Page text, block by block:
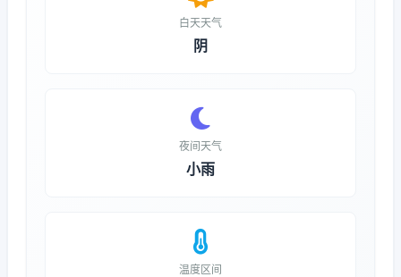
白天天气
阴
夜间天气
小雨
温度区间